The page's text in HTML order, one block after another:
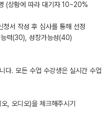
(상황에 따라 대기자 10~20%
서 작성 후 심사를 통해 선정
력(30), 성장가능성(40)
다. 모든 수업 수강생은 실시간 수업
, 오디오)을 체크해주시기